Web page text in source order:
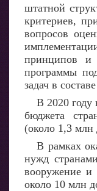
штатной
критериев,
вопросов
принципов и
программы
задач в
В 2020 году
бюджета
(около 1,3 млн
В рамках
нужд
вооружение и
около 10 млн